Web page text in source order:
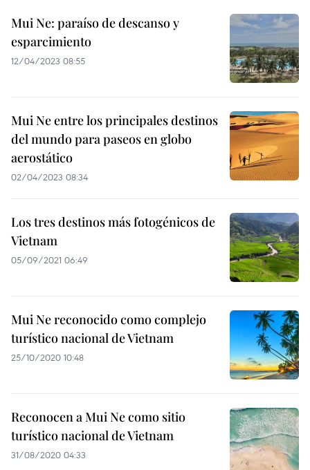
Mui Ne: paraíso de descanso y
esparcimiento
12/04/2023 08:55
Mui Ne entre los principales destinos
del mundo para paseos en globo
aerostático
02/04/2023 08:34
Los tres destinos más fotogénicos de
Vietnam
05/09/2021 06:49
Mui Ne reconocido como complejo
turístico nacional de Vietnam
25/10/2020 10:48
Reconocen a Mui Ne como sitio
turístico nacional de Vietnam
31/08/2020 04:33